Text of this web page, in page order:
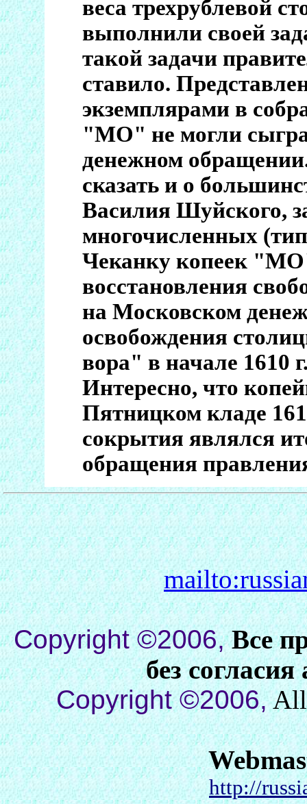
веса трехрублевой
выполнили своей
такой задачи
ставило.
экземплярами в
"МО" не могли
денежном
сказать и о
Василия Шуйского,
многочисленных
Чеканку копеек
восстановления
на Московском
освобождения
вора" в начале 1610
Интересно, что
Пятницком кладе
сокрытия являлся
обращения
Copyright ©2006, Все
без
Copyright ©2006,All
http://